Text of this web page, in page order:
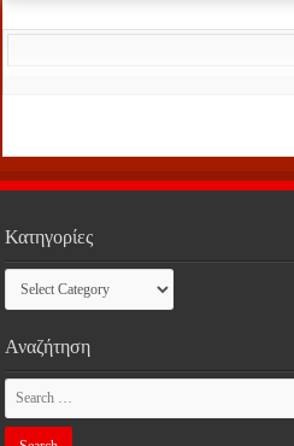
Κατηγορίες
Κατηγορίες
Αναζήτηση